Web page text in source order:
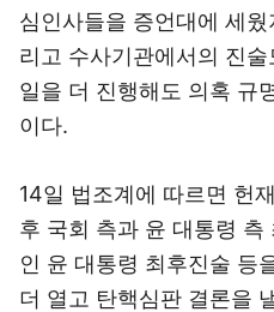
심인사들을 증언대에 세
리고 수사기관에서의 진
일을 더 진행해도 의혹 규
이다.
14일 법조계에 따르면 헌
후 국회 측과 윤 대통령 측
인 윤 대통령 최후진술 등
더 열고 탄핵심판 결론을